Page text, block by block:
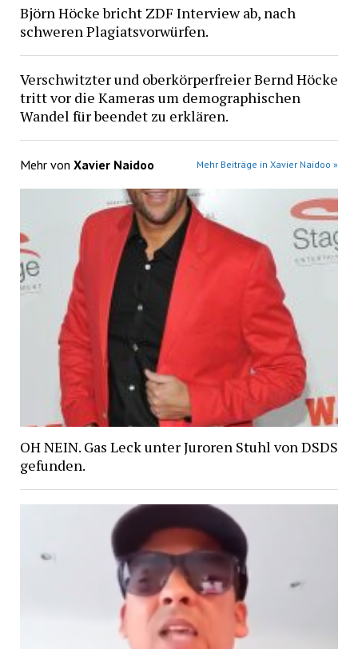
Björn Höcke bricht ZDF Interview ab, nach
schweren Plagiatsvorwürfen.
Verschwitzter und oberkörperfreier Bernd Höcke
tritt vor die Kameras um demographischen
Wandel für beendet zu erklären.
Mehr von Xavier Naidoo Mehr Beiträge in Xavier Naidoo »
OH NEIN. Gas Leck unter Juroren Stuhl von DSDS
gefunden.